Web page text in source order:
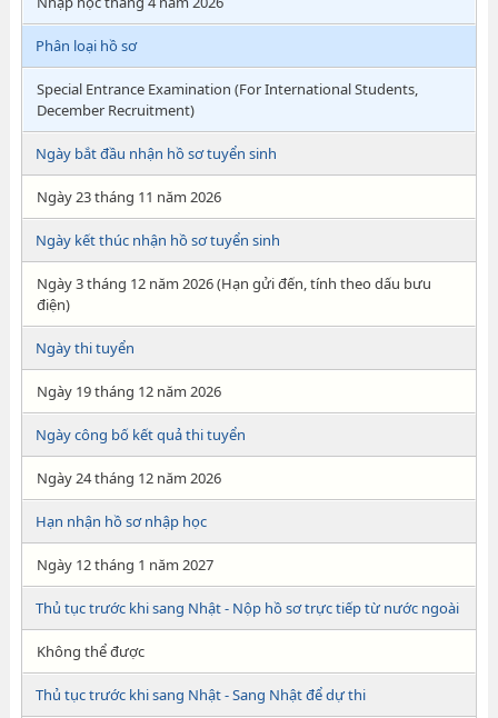
Phân loại hồ sơ
Special Entrance Examination (For International Students,
December Recruitment)
Ngày bắt đầu nhận hồ sơ tuyển sinh
Ngày 23 tháng 11 năm 2026
Ngày kết thúc nhận hồ sơ tuyển sinh
Ngày 3 tháng 12 năm 2026 (Hạn gửi đến, tính theo dấu bưu
điện)
Ngày thi tuyển
Ngày 19 tháng 12 năm 2026
Ngày công bố kết quả thi tuyển
Ngày 24 tháng 12 năm 2026
Hạn nhận hồ sơ nhập học
Ngày 12 tháng 1 năm 2027
Thủ tục trước khi sang Nhật - Nộp hồ sơ trực tiếp từ nước ngoài
Không thể được
Thủ tục trước khi sang Nhật - Sang Nhật để dự thi